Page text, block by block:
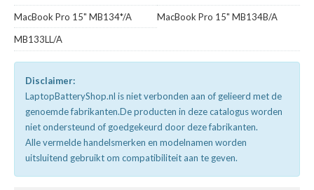
MacBook Pro 15" MB134*/A
MacBook Pro 15" MB134B/A
MB133LL/A
Disclaimer:
LaptopBatteryShop.nl is niet verbonden aan of gelieerd met de
genoemde fabrikanten.De producten in deze catalogus worden
niet ondersteund of goedgekeurd door deze fabrikanten.
Alle vermelde handelsmerken en modelnamen worden
uitsluitend gebruikt om compatibiliteit aan te geven.